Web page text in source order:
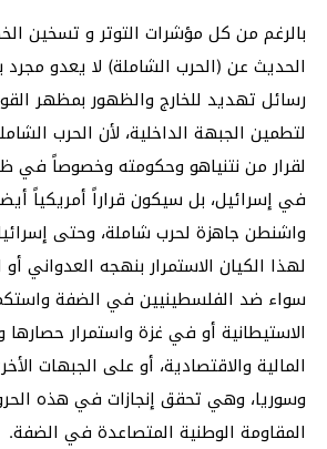
بالرغم من كل مؤشرات التوتر و تسخين
الحديث عن (الحرب الشاملة) لا يعدو مجرد
رسائل تهديد للخارج والظهور بمظهر
لتطمين الجبهة الداخلية، لأن الحرب
لقرار من نتنياهو وحكومته وخصوصاً في
في إسرائيل، بل سيكون قراراً أمريكياً
واشنطن جاهزة لحرب شاملة، وحتى
لهذا الكيان الاستمرار بنهجه العدواني أو
سواء ضد الفلسطينيين في الضفة
الاستيطانية أو في غزة واستمرار حصارها
المالية والاقتصادية، أو على الجبهات
وسوريا، وهي تحقق إنجازات في هذه
المقاومة الوطنية المتصاعدة في الضفة.